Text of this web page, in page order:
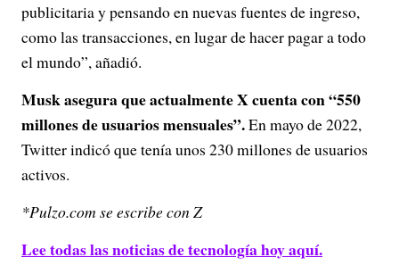
publicitaria y pensando en nuevas fuentes de ingreso,
como las transacciones, en lugar de hacer pagar a todo
el mundo”, añadió.
Musk asegura que actualmente X cuenta con “550
millones de usuarios mensuales”.En mayo de 2022,
Twitter indicó que tenía unos 230 millones de usuarios
activos.
*Pulzo.com se escribe con Z
Lee todas las noticias de tecnología hoy aquí.